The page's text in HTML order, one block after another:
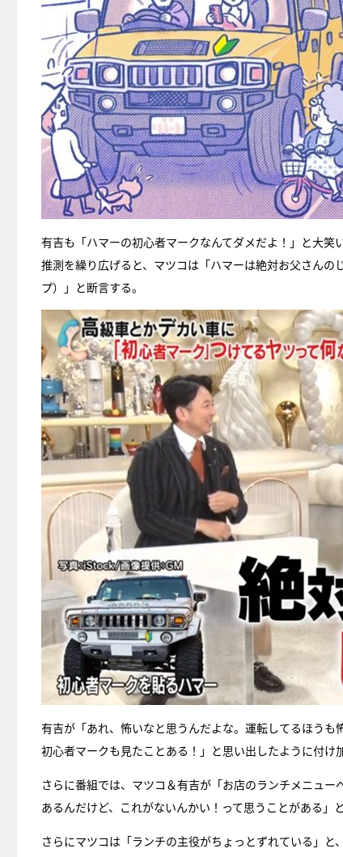
有吉も「ハマーの初心者マークなんてダメだよ！」と大
推測を繰り広げると、マツコは「ハマーは絶対お父さん
プ）」と断言する。
有吉が「あれ、怖いなと思うんだよな。運転してるほう
初心者マークも見たことある！」と思い出したように付け
さらに番組では、マツコ＆有吉が「お店のランチメニュ
あるんだけど、これがないんかい！って思うことがある」
さらにマツコは「ランチの主役がちょっとずれている」と